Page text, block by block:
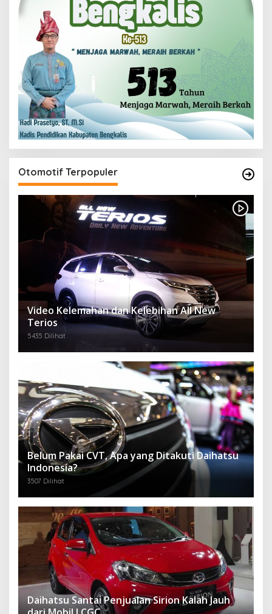
Otomotif Terpopuler
Video Kelemahan dan Kelebihan All New
Terios
5435 Dilihat
Belum Pakai CVT, Apa yang Ditakuti Daihatsu
Indonesia?
3507 Dilihat
Daihatsu Santai Penjualan Sirion Kalah Jauh